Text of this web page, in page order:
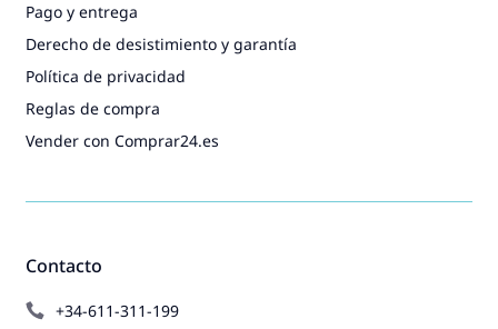
Contacto
+34-611-311-199
Pago y entrega
Derecho de desistimiento y garantía
Política de privacidad
Reglas de compra
Vender con Comprar24.es